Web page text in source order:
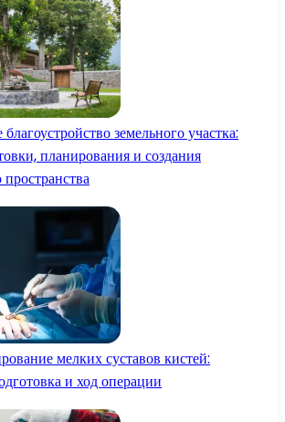
земельного участка:
планирования и создания
мелких суставов кистей:
и ход операции